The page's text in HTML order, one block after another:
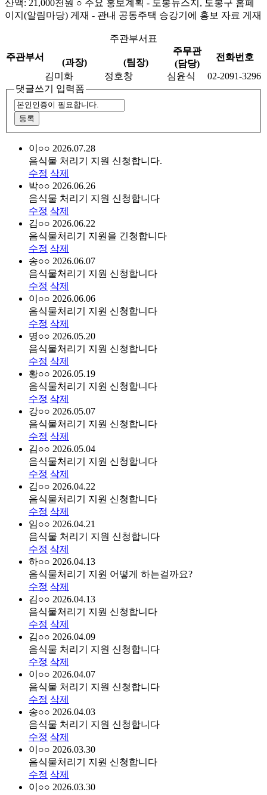
산액: 21,000천원 ○ 주요 홍보계획 - 도봉뉴스지, 도봉구 홈페
이지(알림마당) 게재 - 관내 공동주택 승강기에 홍보 자료 게재
주관부서표
주관부서
(과장) (팀장)
주무관
(담당)
전화번호
김미화
정호창 심윤식
02-2091-3296
댓글쓰기 입력폼
이○○ 2026.07.28
음식물 처리기 지원 신청합니다.
수정 삭제
박○○ 2026.06.26
음식물 처리기 지원 신청합니다
수정 삭제
김○○ 2026.06.22
음식물처리기 지원을 긴청합니다
수정 삭제
송○○ 2026.06.07
음식물처리기 지원 신청합니다
수정 삭제
이○○ 2026.06.06
음식물처리기 지원 신청합니다
수정 삭제
명○○ 2026.05.20
음식물처리기 지원 신청합니다
수정 삭제
황○○ 2026.05.19
음식물처리기 지원 신청합니다
수정 삭제
강○○ 2026.05.07
음식물처리기 지원 신청합니다
수정 삭제
김○○ 2026.05.04
음식물처리기 지원 신청합니다
수정 삭제
김○○ 2026.04.22
음식물처리기 지원 신청합니다
수정 삭제
임○○ 2026.04.21
음식물 처리기 지원 신청합니다
수정 삭제
하○○ 2026.04.13
음식물처리기 지원 어떻게 하는걸까요?
수정 삭제
김○○ 2026.04.13
음식물처리기 지원 신청합니다
수정 삭제
김○○ 2026.04.09
음식물 처리기 지원 신청합니다
수정 삭제
이○○ 2026.04.07
음식물 처리기 지원 신청합니다
수정 삭제
송○○ 2026.04.03
음식물 처리기 지원 신청합니다
수정 삭제
이○○ 2026.03.30
음식물처리기 지원 신청합니다
수정 삭제
이○○ 2026.03.30